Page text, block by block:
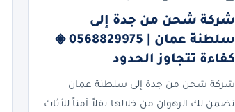
شركة شحن من جدة إلى
سلطنة عمان | 0568829975 ◈
كفاءة تتجاوز الحدود
شركة شحن من جدة إلى سلطنة عمان
تضمن لك الرهوان من خلالها نقلاً آمناً للأثاث